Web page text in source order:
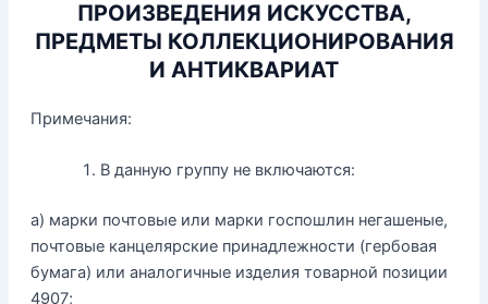
ПРОИЗВЕДЕНИЯ ИСКУССТВА,
ПРЕДМЕТЫ КОЛЛЕКЦИОНИРОВАНИЯ
И АНТИКВАРИАТ
Примечания:
В данную группу не включаются:
а) марки почтовые или марки госпошлин негашеные,
почтовые канцелярские принадлежности (гербовая
бумага) или аналогичные изделия товарной позиции
4907;